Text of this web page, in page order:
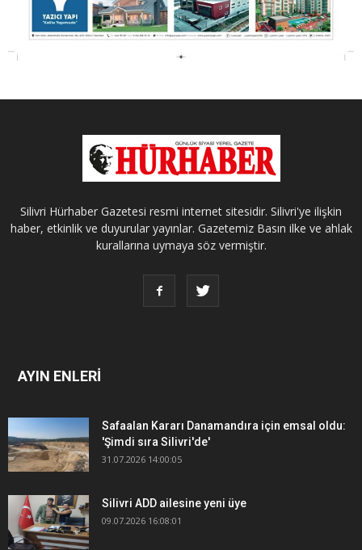
Silivri Hürhaber Gazetesi resmi internet sitesidir. Silivri'ye ilişkin
haber, etkinlik ve duyurular yayınlar. Gazetemiz Basın ilke ve ahlak
kurallarına uymaya söz vermiştir.
AYIN ENLERİ
Safaalan Kararı Danamandıra için emsal oldu:
'Şimdi sıra Silivri'de'
31.07.2026 14:00:05
Silivri ADD ailesine yeni üye
09.07.2026 16:08:01